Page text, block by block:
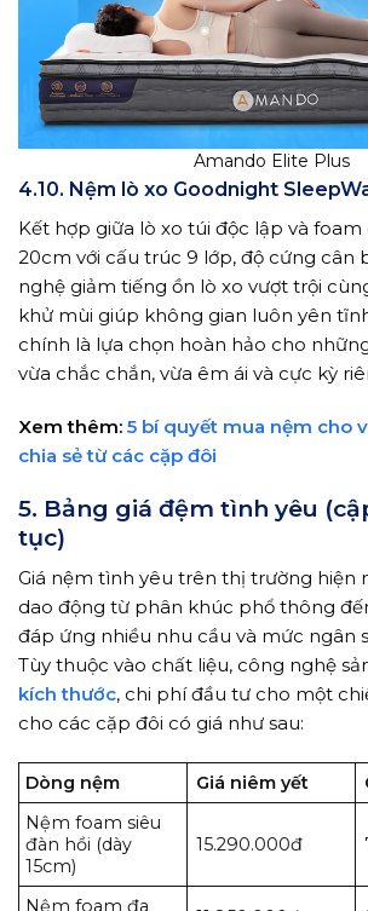
Amando Elite Plus
4.10. Nệm lò xo Goodnight
Kết hợp giữa lò xo túi độc lập và foam
20cm với cấu trúc 9 lớp, độ cứng cân
nghệ giảm tiếng ồn lò xo vượt trội
khử mùi giúp không gian luôn yên
chính là lựa chọn hoàn hảo cho
vừa chắc chắn, vừa êm ái và cực kỳ
Xem thêm: 5 bí quyết mua nệm cho
chia sẻ từ các cặp đôi
5. Bảng giá đệm tình yêu
tục)
Giá nệm tình yêu trên thị trường hiện
dao động từ phân khúc phổ thông
đáp ứng nhiều nhu cầu và mức ngân
Tùy thuộc vào chất liệu, công nghệ
kích thước, chi phí đầu tư cho một
cho các cặp đôi có giá như sau:
Dòng nệm Giá niêm yết
Nệm foam siêu
đàn hồi (dày
15cm)
15.290.000đ
Nệm foam đa